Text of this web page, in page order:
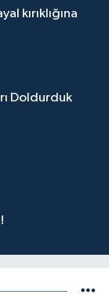
kırıklığına
Doldurduk